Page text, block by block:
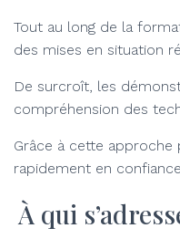
Tout au long de la
des mises en situation
De surcroît, les
compréhension des
Grâce à cette approche
rapidement en confiance.
À qui